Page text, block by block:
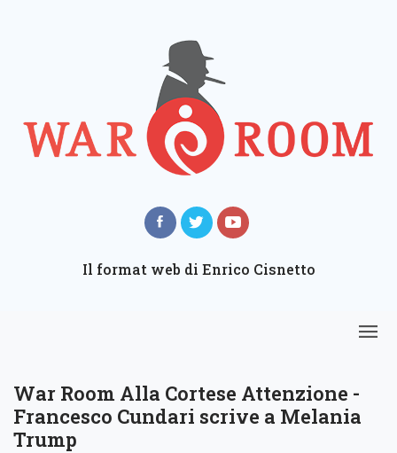
Il format web di Enrico Cisnetto
War Room Alla Cortese Attenzione -
Francesco Cundari scrive a Melania
Trump